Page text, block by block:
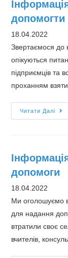
допомогти
18.04.2022
Звертаємося до
опікуються
підприємців та
проханням взяти
Читати Далі
допомоги
18.04.2022
Ми оголошуємо в
для надання
втратили своє
вчителів,